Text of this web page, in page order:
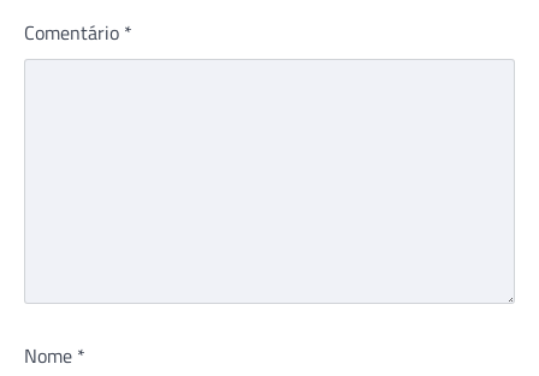
Comentário *
Nome *